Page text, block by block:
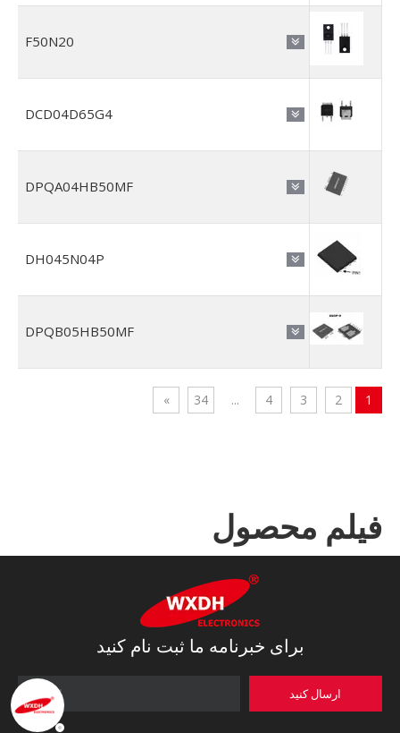
F50N20
DCD04D65G4
DPQA04HB50MF
DH045N04P
DPQB05HB50MF
1
2
3
4
...
34
»
فیلم محصول
برای خبرنامه ما ثبت نام کنید
ارسال کنید